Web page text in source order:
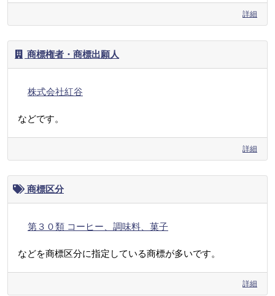
詳細
商標権者・商標出願人
株式会社紅谷
などです。
詳細
商標区分
第３０類 コーヒー、調味料、菓子
などを商標区分に指定している商標が多いです。
詳細